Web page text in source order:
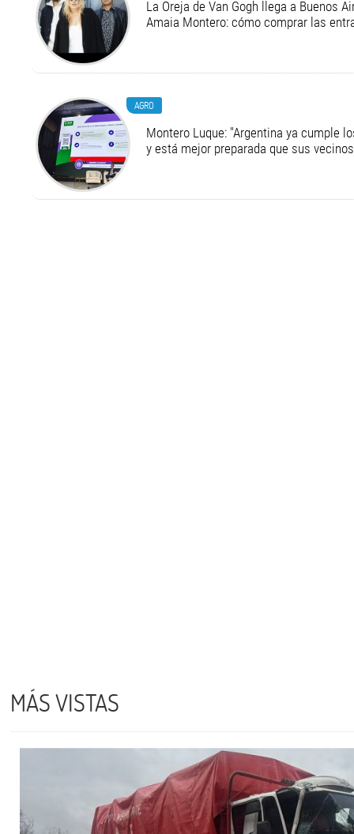
La Oreja de Van Gogh llega a Buenos
Amaia Montero: cómo comprar las
AGRO
Montero Luque: "Argentina ya cumple
y está mejor preparada que sus
MÁS VISTAS